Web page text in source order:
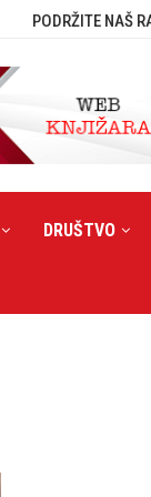
PODRŽITE NAŠ
DRUŠTVO